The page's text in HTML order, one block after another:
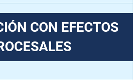
CON EFECTOS